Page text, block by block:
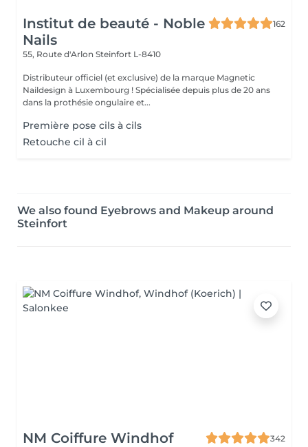
Institut de beauté - Noble
Nails
162
55, Route d'Arlon Steinfort L-8410
Distributeur officiel (et exclusive) de la marque Magnetic
Naildesign à Luxembourg ! Spécialisée depuis plus de 20 ans
dans la prothésie ongulaire et...
Première pose cils à cils
Retouche cil à cil
We also found Eyebrows and Makeup around
Steinfort
NM Coiffure Windhof
342